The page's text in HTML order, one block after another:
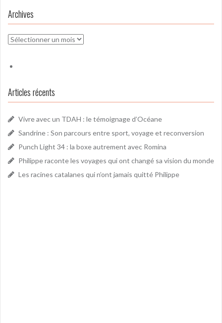
Archives
Archives
Articles récents
Vivre avec un TDAH : le témoignage d’Océane
Sandrine : Son parcours entre sport, voyage et reconversion
Punch Light 34 : la boxe autrement avec Romina
Philippe raconte les voyages qui ont changé sa vision du monde
Les racines catalanes qui n’ont jamais quitté Philippe